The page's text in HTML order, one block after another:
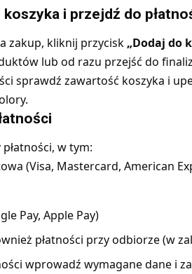
i przejdź do
zakup, kliknij przycisk „Dodaj do
lub od razu przejść do
sprawdź zawartość koszyka i
w tym:
(Visa, Mastercard, American
Pay, Apple Pay)
płatności przy odbiorze (w
wprowadź wymagane dane i